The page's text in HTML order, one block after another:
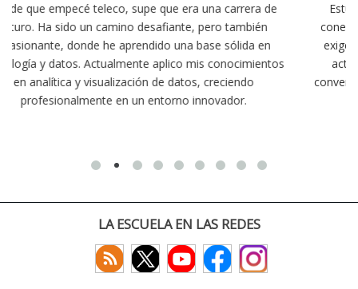
de
Estudiar teleco me ha permitido comprender cómo la
conectividad afecta nuestra vida diaria. Aunque la carrera
exige esfuerzo, he dedicado parte de mi tiempo a otras
actividades como el salvamento y socorrismo. Estoy
convencido de que elegir teleco ha sido una de las
decisiones que he tomado.
LA ESCUELA EN LAS REDES